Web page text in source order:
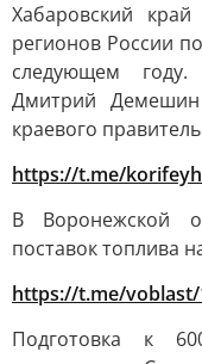
Хабаровский
регионов России
следующем году.
Дмитрий
краевого
https://t.me/
В Воронежской
поставок топлива
https://t.me/voblast/
Подготовка к